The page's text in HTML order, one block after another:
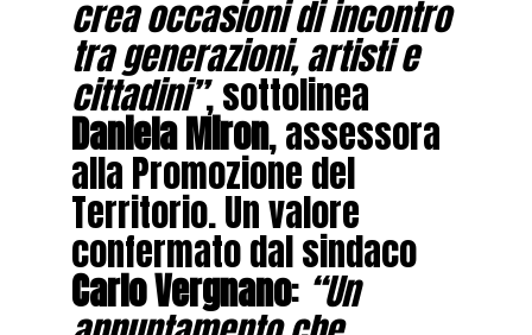
crea occasioni di incontro
tra generazioni, artisti e
cittadini”, sottolinea
Daniela Miron, assessora
alla Promozione del
Territorio. Un valore
confermato dal sindaco
Carlo Vergnano: “Un